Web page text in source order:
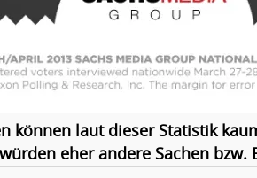
können laut dieser Statistik
eher andere Sachen bzw.